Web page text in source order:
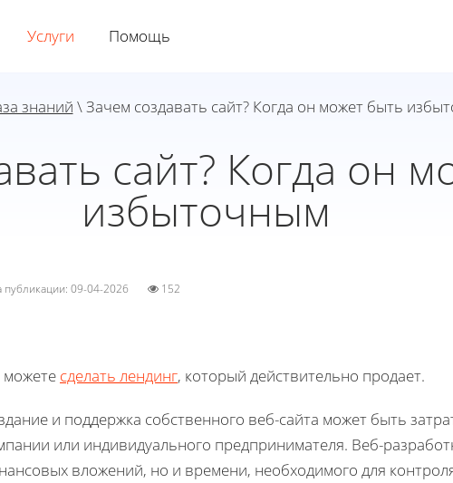
Услуги Помощь
знаний \ Зачем создавать сайт? Когда он может быть
сайт? Когда он
избыточным
публикации: 09-04-2026 152
сделать лендинг, который действительно продает.
и поддержка собственного веб-сайта может быть
или индивидуального предпринимателя. Веб-
вложений, но и времени, необходимого для